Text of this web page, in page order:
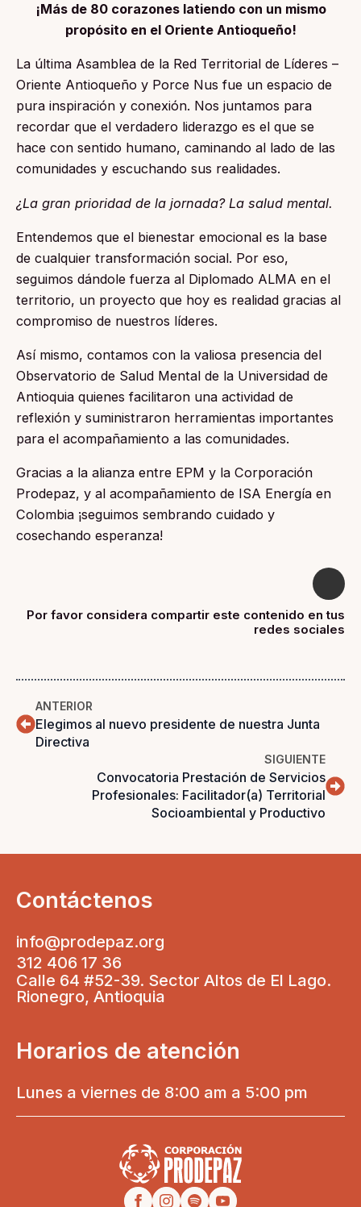
¡Más de 80 corazones latiendo con un mismo
propósito en el Oriente Antioqueño!
La última Asamblea de la Red Territorial de Líderes –
Oriente Antioqueño y Porce Nus fue un espacio de
pura inspiración y conexión. Nos juntamos para
recordar que el verdadero liderazgo es el que se
hace con sentido humano, caminando al lado de las
comunidades y escuchando sus realidades.
¿La gran prioridad de la jornada? La salud mental.
Entendemos que el bienestar emocional es la base
de cualquier transformación social. Por eso,
seguimos dándole fuerza al Diplomado ALMA en el
territorio, un proyecto que hoy es realidad gracias al
compromiso de nuestros líderes.
Así mismo, contamos con la valiosa presencia del
Observatorio de Salud Mental de la Universidad de
Antioquia quienes facilitaron una actividad de
reflexión y suministraron herramientas importantes
para el acompañamiento a las comunidades.
Gracias a la alianza entre EPM y la Corporación
Prodepaz, y al acompañamiento de ISA Energía en
Colombia ¡seguimos sembrando cuidado y
cosechando esperanza!
Por favor considera compartir este contenido en tus
redes sociales
ANTERIOR
Elegimos al nuevo presidente de nuestra Junta
Directiva
SIGUIENTE
Convocatoria Prestación de Servicios
Profesionales: Facilitador(a) Territorial
Socioambiental y Productivo
Contáctenos
info@prodepaz.org
312 406 17 36
Calle 64 #52-39. Sector Altos de El Lago.
Rionegro, Antioquia
Horarios de atención
Lunes a viernes de 8:00 am a 5:00 pm